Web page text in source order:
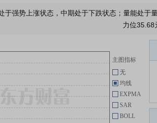
贝隆精密:2026
会的法律意见书
07-21
励计划首次授予
贝隆精密:第二
会议决议公告
07-04
查看更多
于强势上涨状态，中期处于下跌状态；量能处
力位35.68
主图指标
无
均线
EXPMA
SAR
BOLL